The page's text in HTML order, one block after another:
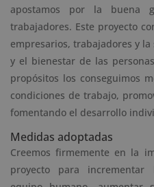
apostamos por la buena
trabajadores. Este proyecto
empresarios, trabajadores y
y el bienestar de las
propósitos los conseguimos
condiciones de trabajo,
fomentando el desarrollo
Medidas adoptadas
Creemos firmemente en la
proyecto para